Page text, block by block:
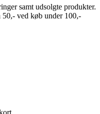
samt udsolgte produkter.
ved køb under 100,-